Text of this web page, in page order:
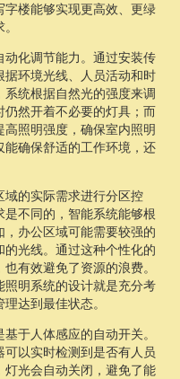
楼能够实现更高效、更绿
动化调节能力。通过安装传
环境光线、人员活动和时
统根据自然光的强度来调
然开着不必要的灯具；而
照明强度，确保室内照明
能确保舒适的工作环境，还
域的实际需求进行分区控
不同的，智能系统能够根
办公区域可能需要较强的
光线。通过这种个性化的
有效避免了资源的浪费。
明系统的设计就是充分考
达到最佳状态。
于人体感应的自动开关。
以实时检测到是否有人员
光会自动关闭，避免了能